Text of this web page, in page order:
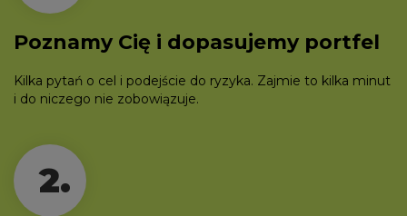
Poznamy Cię i dopasujemy portfel
Kilka pytań o cel i podejście do ryzyka. Zajmie to kilka minut
i do niczego nie zobowiązuje.
2.